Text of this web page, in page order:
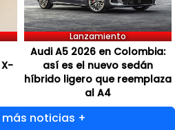
Lanzamiento
Audi A5 2026 en Colombia:
así es el nuevo sedán
híbrido ligero que reemplaza
al A4
noticias +